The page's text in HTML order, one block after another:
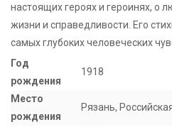
настоящих героях и героинях, о
жизни и справедливости. Его
самых глубоких человеческих
Год
рождения
1918
Место
рождения
Рязань,